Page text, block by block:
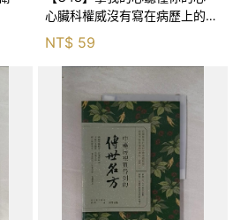
心臟科權威沒有寫在病歷上的悄
悄話_洪惠風
NT$ 59